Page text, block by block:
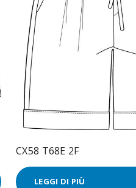
CX58 T68E 2F
LEGGI DI PIÙ